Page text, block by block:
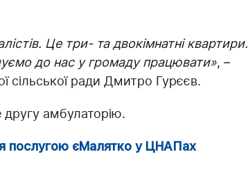
Це три- та двокімнатні квартири.
до нас у громаду працювати», –
сільської ради Дмитро Гурєєв.
другу амбулаторію.
послугою єМалятко у ЦНАПах